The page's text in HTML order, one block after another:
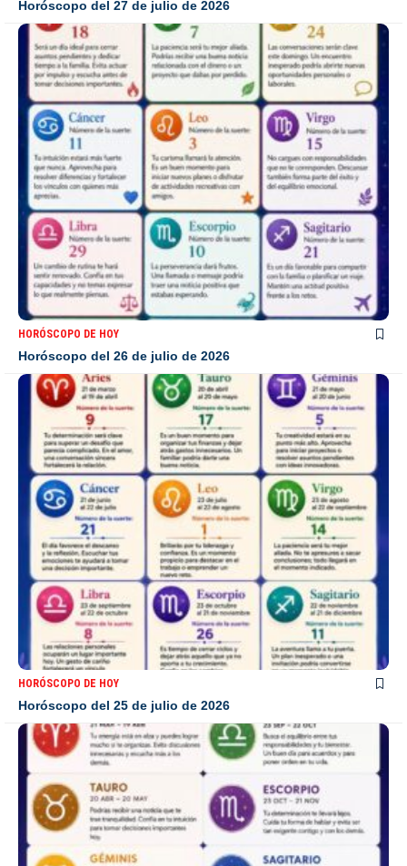
Horóscopo del 27 de julio de 2026
HORÓSCOPO DE HOY
Horóscopo del 26 de julio de 2026
HORÓSCOPO DE HOY
Horóscopo del 25 de julio de 2026